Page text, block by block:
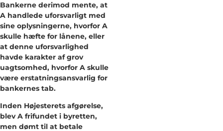
Bankerne derimod mente, at
A handlede uforsvarligt med
sine oplysningerne, hvorfor A
skulle hæfte for lånene, eller
at denne uforsvarlighed
havde karakter af grov
uagtsomhed, hvorfor A skulle
være erstatningsansvarlig for
bankernes tab.
Inden Højesterets afgørelse,
blev A frifundet i byretten,
men dømt til at betale